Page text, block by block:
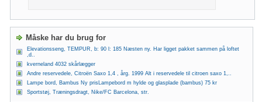
Måske har du brug for
Elevationsseng, TEMPUR, b: 90 l: 185 Næsten ny. Har ligget pakket sammen på loftet
,d..
kverneland 4032 skårlægger
Andre reservedele, Citroën Saxo 1,4 , årg. 1999 Alt i reservedele til citroen saxo 1,..
Lampe bord, Bambus Ny prisLampebord m hylde og glasplade (bambus) 75 kr
Sportstøj, Træningsdragt, Nike/FC Barcelona, str.